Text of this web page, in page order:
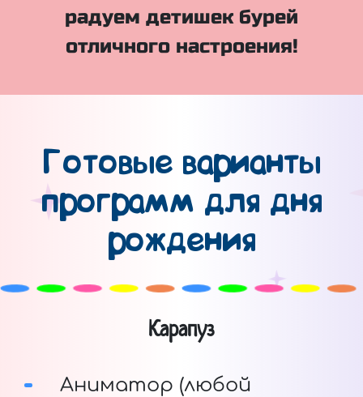
радуем детишек бурей
отличного настроения!
Готовые варианты
программ для дня
рождения
Карапуз
Аниматор (любой